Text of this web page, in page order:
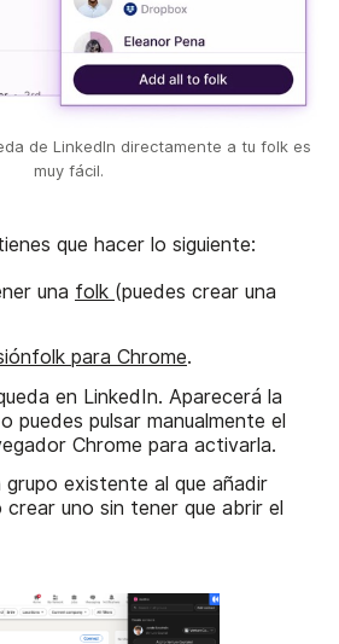
de LinkedIn directamente a tu folk es
muy fácil.
que hacer lo siguiente:
una folk (puedes crear una
para Chrome.
en LinkedIn. Aparecerá la
puedes pulsar manualmente el
Chrome para activarla.
grupo existente al que añadir
uno sin tener que abrir el